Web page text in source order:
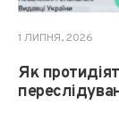
1 ЛИПНЯ, 2026
Як